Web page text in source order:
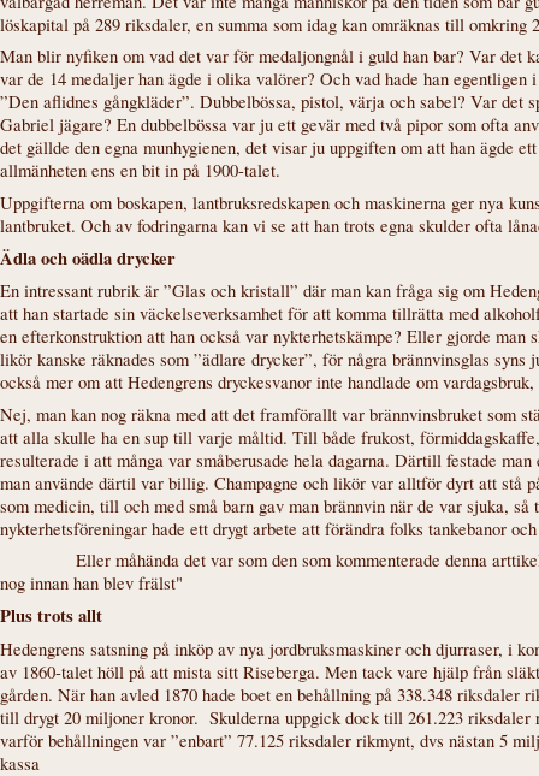
löskapital på 289 riksdaler, en summa som idag kan omräknas till omkring
Man blir nyfiken om vad det var för medaljongnål i guld han bar? Var det
var de 14 medaljer han ägde i olika valörer? Och vad hade han
”Den aflidnes gångkläder”. Dubbelbössa, pistol, värja och sabel? Var
Gabriel jägare? En dubbelbössa var ju ett gevär med två pipor som ofta
det gällde den egna munhygienen, det visar ju uppgiften om att han ägde
allmänheten ens en bit in på 1900-talet.
Uppgifterna om boskapen, lantbruksredskapen och maskinerna ger nya
lantbruket. Och av fodringarna kan vi se att han trots egna skulder ofta
Ädla och oädla drycker
En intressant rubrik är ”Glas och kristall” där man kan fråga sig om
att han startade sin väckelseverksamhet för att komma tillrätta med
en efterkonstruktion att han också var nykterhetskämpe? Eller gjorde
likör kanske räknades som ”ädlare drycker”, för några brännvinsglas
också mer om att Hedengrens dryckesvanor inte handlade om
Nej, man kan nog räkna med att det framförallt var brännvinsbruket som
att alla skulle ha en sup till varje måltid. Till både frukost,
resulterade i att många var småberusade hela dagarna. Därtill festade
man använde därtil var billig. Champagne och likör var alltför dyrt att stå
som medicin, till och med små barn gav man brännvin när de var sjuka,
nykterhetsföreningar hade ett drygt arbete att förändra folks tankebanor
Eller måhända det var som den som
nog innan han blev frälst"
Plus trots allt
Hedengrens satsning på inköp av nya jordbruksmaskiner och djurraser, i
av 1860-talet höll på att mista sitt Riseberga. Men tack vare hjälp från
gården. När han avled 1870 hade boet en behållning på 338.348
till drygt 20 miljoner kronor. Skulderna uppgick dock till 261.223
varför behållningen var ”enbart” 77.125 riksdaler rikmynt, dvs nästan 5
kassa